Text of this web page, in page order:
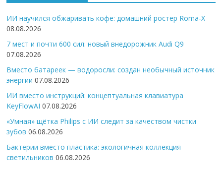
ИИ научился обжаривать кофе: домашний ростер Roma-X
08.08.2026
7 мест и почти 600 сил: новый внедорожник Audi Q9
07.08.2026
Вместо батареек — водоросли: создан необычный источник
энергии 07.08.2026
ИИ вместо инструкций: концептуальная клавиатура
KeyFlowAI 07.08.2026
«Умная» щётка Philips с ИИ следит за качеством чистки
зубов 06.08.2026
Бактерии вместо пластика: экологичная коллекция
светильников 06.08.2026